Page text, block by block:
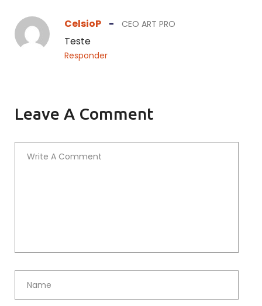
CelsioP - CEO ART PRO
Teste
Responder
Leave A Comment